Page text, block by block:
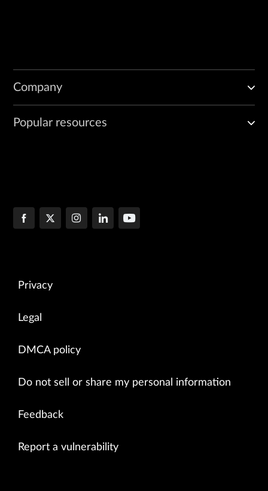
Company
Popular resources
Privacy
Legal
DMCA policy
Do not sell or share my personal information
Feedback
Report a vulnerability